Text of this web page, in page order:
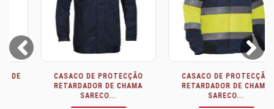
Prev
CASACO DE PROTECÇÃO
RETARDADOR DE CHAMA
SARECO...
CASACO DE PROTECÇÃO
RETARDADOR DE CHAMA
SARECO...
Next